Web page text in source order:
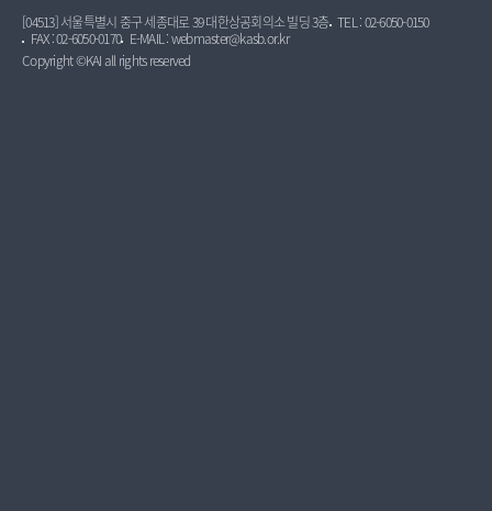
[04513] 서울특별시 중구 세종대로 39 대한상공회의소 빌딩 3층 TEL : 02-6050-0150
FAX : 02-6050-0170
E-MAIL : webmaster@kasb.or.kr
Copyright ©KAI all rights reserved